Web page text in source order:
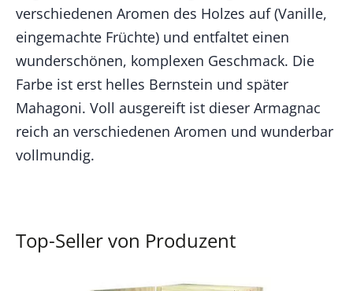
verschiedenen Aromen des Holzes auf (Vanille,
eingemachte Früchte) und entfaltet einen
wunderschönen, komplexen Geschmack. Die
Farbe ist erst helles Bernstein und später
Mahagoni. Voll ausgereift ist dieser Armagnac
reich an verschiedenen Aromen und wunderbar
vollmundig.
Top-Seller von Produzent